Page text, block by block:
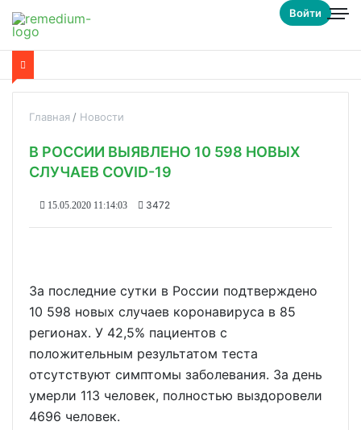
Войти
Главная Новости
В РОССИИ ВЫЯВЛЕНО 10 598 НОВЫХ
СЛУЧАЕВ COVID-19
15.05.2020 11:14:03 3472
За последние сутки в России подтверждено
10 598 новых случаев коронавируса в 85
регионах. У 42,5% пациентов с
положительным результатом теста
отсутствуют симптомы заболевания. За день
умерли 113 человек, полностью выздоровели
4696 человек.